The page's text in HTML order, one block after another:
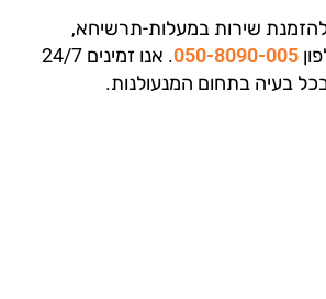
שירות במעלות-תרשיחא,
050-8090-
. אנו זמינים 24/7
בתחום המנעולנות.